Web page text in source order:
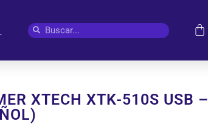
XTECH XTK-510S USB –